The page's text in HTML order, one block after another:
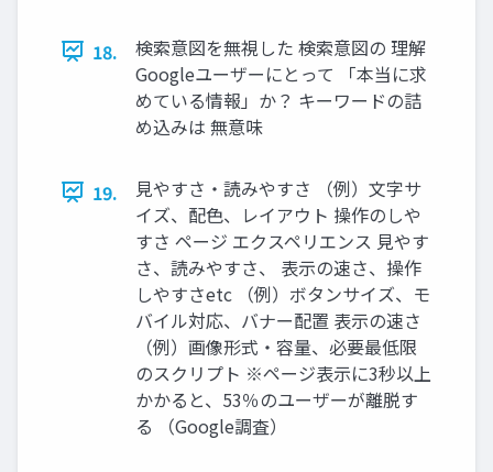
18.
検索意図を無視した 検索意図の 理解
Googleユーザーにとって 「本当に求
めている情報」か？ キーワードの詰
め込みは 無意味
19.
見やすさ・読みやすさ （例）文字サ
イズ、配色、レイアウト 操作のしや
すさ ページ エクスペリエンス 見やす
さ、読みやすさ、 表示の速さ、操作
しやすさetc （例）ボタンサイズ、モ
バイル対応、バナー配置 表示の速さ
（例）画像形式・容量、必要最低限
のスクリプト ※ページ表示に3秒以上
かかると、53％のユーザーが離脱す
る （Google調査）